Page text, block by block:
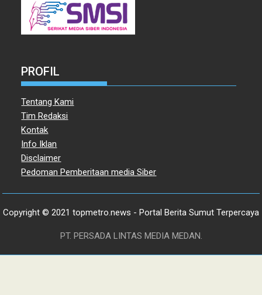
PROFIL
Tentang Kami
Tim Redaksi
Kontak
Info Iklan
Disclaimer
Pedoman Pemberitaan media Siber
Copyright © 2021 topmetro.news - Portal Berita Sumut Terpercaya
PT. PERSADA LINTAS MEDIA MEDAN.